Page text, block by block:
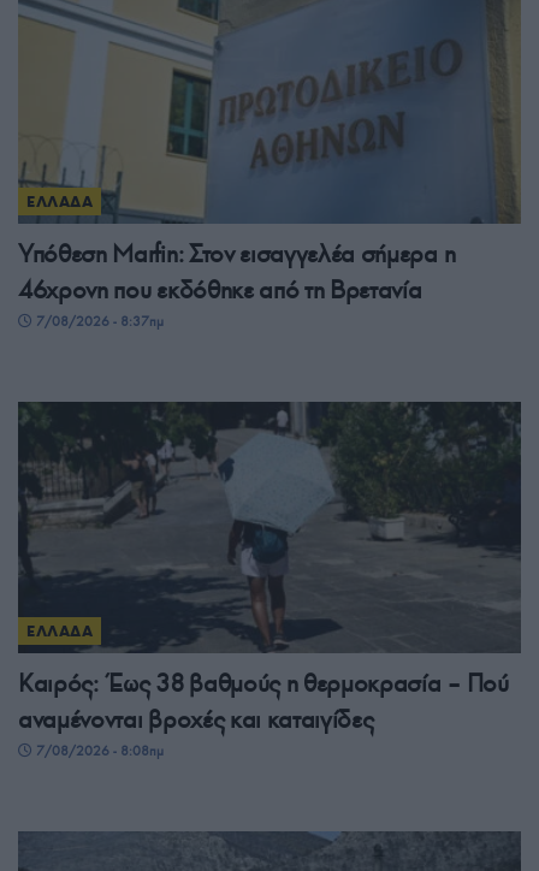
ΕΛΛΑΔΑ
Υπόθεση Marfin: Στον εισαγγελέα σήμερα η
46χρονη που εκδόθηκε από τη Βρετανία
7/08/2026 - 8:37πμ
ΕΛΛΑΔΑ
Καιρός: Έως 38 βαθμούς η θερμοκρασία – Πού
αναμένονται βροχές και καταιγίδες
7/08/2026 - 8:08πμ